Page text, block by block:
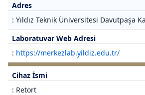
Adres
: Yıldız Teknik Üniversitesi Davutpaşa
Laboratuvar Web Adresi
: https://merkezlab.yildiz.edu.tr/
Cihaz İsmi
: Retort